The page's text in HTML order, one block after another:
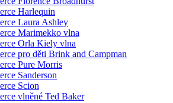
Harlequin
Laura Ashley
Marimekko vlna
Orla Kiely vlna
pro děti Brink and Campman
Pure Morris
Sanderson
Scion
vlněné Ted Baker